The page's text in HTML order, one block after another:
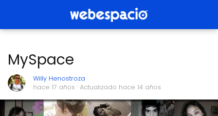
MySpace
Willy Henostroza
hace 17 años · Actualizado hace 14 años